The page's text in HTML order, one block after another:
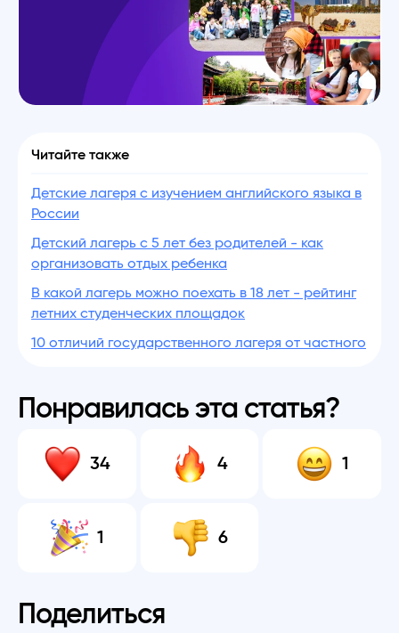
Читайте также
Детские лагеря с изучением английского языка в
России
Детский лагерь с 5 лет без родителей - как
организовать отдых ребенка
В какой лагерь можно поехать в 18 лет - рейтинг
летних студенческих площадок
10 отличий государственного лагеря от частного
Понравилась эта статья?
34 4 1
1 6
Поделиться